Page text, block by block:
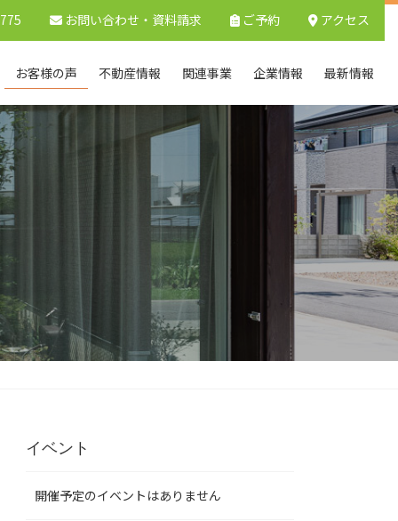
お客様の声 不動産情報 関連事業 企業情報 最新情報
お問い合わせ ・資料請求 ご予約 アクセス
イベント
開催予定のイベントはありません